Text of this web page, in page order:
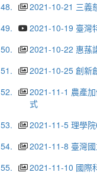
48.
2021-10-21 三義
49.
2021-10-19 臺灣
50.
2021-10-22 惠蓀
51.
2021-10-25 創新
52.
2021-11-1 農產
式
53.
2021-11-5 理學
54.
2021-11-8 臺灣
55.
2021-11-10 國際